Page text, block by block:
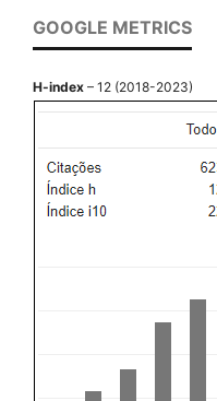
GOOGLE METRICS
H-index – 12 (2018-2023)